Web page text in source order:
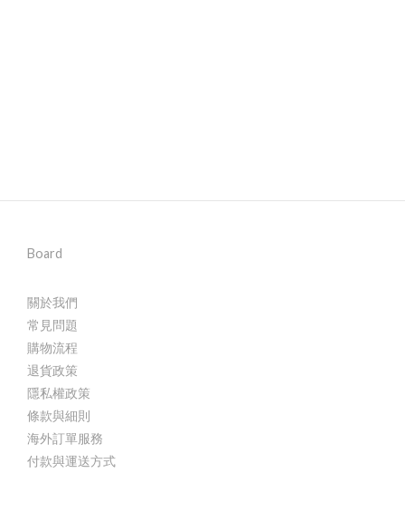
Board
關於我們
常見問題
購物流程
退貨政策
隱私權政策
條款與細則
海外訂單服務
付款與運送方式